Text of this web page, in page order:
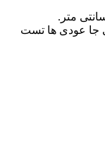
جا عودی ها تست